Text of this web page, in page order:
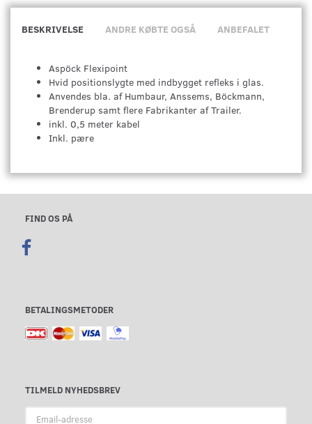
BESKRIVELSE ANDRE KØBTE OGSÅ ANBEFALET
Aspöck Flexipoint
Hvid positionslygte med indbygget refleks i glas.
Anvendes bla. af Humbaur, Anssems, Böckmann,
Brenderup samt flere Fabrikanter af Trailer.
inkl. 0,5 meter kabel
Inkl. pære
FIND OS PÅ
BETALINGSMETODER
TILMELD NYHEDSBREV